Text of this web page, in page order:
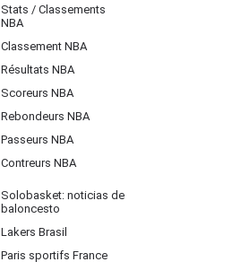
Stats / Classements
NBA
Classement NBA
Résultats NBA
Scoreurs NBA
Rebondeurs NBA
Passeurs NBA
Contreurs NBA
Solobasket: noticias de
baloncesto
Lakers Brasil
Paris sportifs France